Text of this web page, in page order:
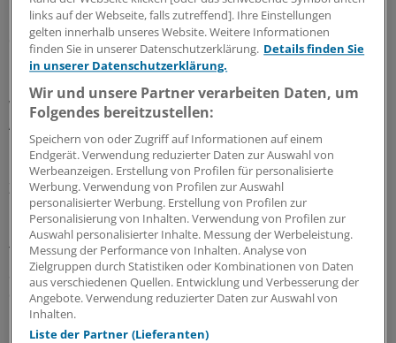
mit ihren Argumenten zu überzeugen, während hinter
den Kulissen weiter heftig gestritten wurde. Ein
Gesprächsangebot der KV zum Thema onkologische
Behandlungen wies die HKG im Februar 2008 zurück,
weil sie vor Erteilung der Genehmigungen dazu keinen
Anlass sah.
Einzelne Klinikträger dagegen setzen auf Gespräche.
Zugleich beteiligen sich niedergelassene Ärzte aus
Hamburg an der Verfassungsklage gegen den
Paragrafen in Karlsruhe. Die Behörde versuchte, das
Thema bis zur Bürgerschaftswahl im Frühjahr aus den
Schlagzeilen heraus zu halten, was ihr auch gelang. Die
danach erteilten Genehmigungen wurden in der
Öffentlichkeit kaum wahrgenommen.
links auf der Webseite, falls zutreffend]. Ihre Einstellungen
gelten innerhalb unseres Website. Weitere Informationen
finden Sie in unserer Datenschutzerklärung. Details finden Sie
in unserer Datenschutzerklärung.
Wir und unsere Partner verarbeiten Daten, um
Folgendes bereitzustellen:
Speichern von oder Zugriff auf Informationen auf einem
Endgerät. Verwendung reduzierter Daten zur Auswahl von
Werbeanzeigen. Erstellung von Profilen für personalisierte
Werbung. Verwendung von Profilen zur Auswahl
personalisierter Werbung. Erstellung von Profilen zur
Personalisierung von Inhalten. Verwendung von Profilen zur
Auswahl personalisierter Inhalte. Messung der Werbeleistung.
Messung der Performance von Inhalten. Analyse von
Zielgruppen durch Statistiken oder Kombinationen von Daten
aus verschiedenen Quellen. Entwicklung und Verbesserung der
Angebote. Verwendung reduzierter Daten zur Auswahl von
Inhalten.
Liste der Partner (Lieferanten)